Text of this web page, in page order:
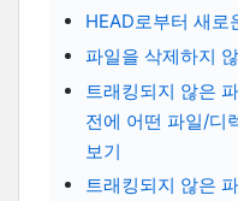
HEAD로부터 새로
파일을 삭제하지
트래킹되지 않은
전에 어떤 파일/디
보기
트래킹되지 않은